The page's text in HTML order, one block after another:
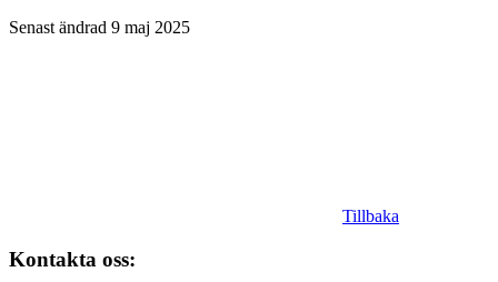
Senast ändrad 9 maj 2025
Tillbaka
Kontakta oss: